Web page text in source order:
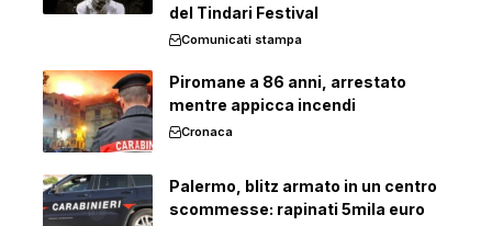
del Tindari Festival
Comunicati stampa
Piromane a 86 anni, arrestato
mentre appicca incendi
Cronaca
Palermo, blitz armato in un centro
scommesse: rapinati 5mila euro